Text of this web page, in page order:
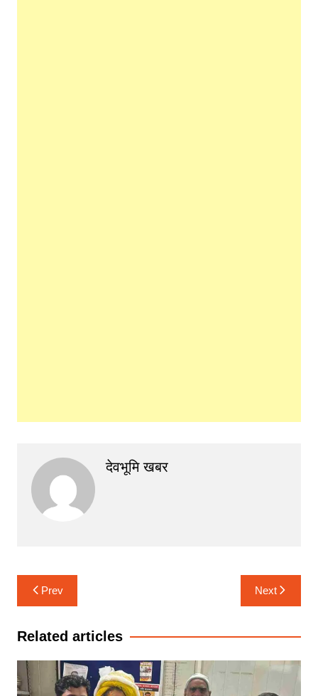
देवभूमि खबर
Post
navigation
Prev Next
Related articles